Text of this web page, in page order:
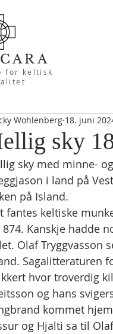
for keltisk
sky
Wohlenberg 18. juni
sky med minne-
i land på
på Island.
fantes keltiske
Kanskje hadde
Olaf Tryggvasson
Sagalitteraturen
hvor troverdig
og hans
kommet
og Hjalti sa til